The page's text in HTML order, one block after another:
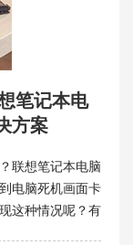
笔记本电
方案
联想笔记本电脑
电脑死机画面卡
这种情况呢？有